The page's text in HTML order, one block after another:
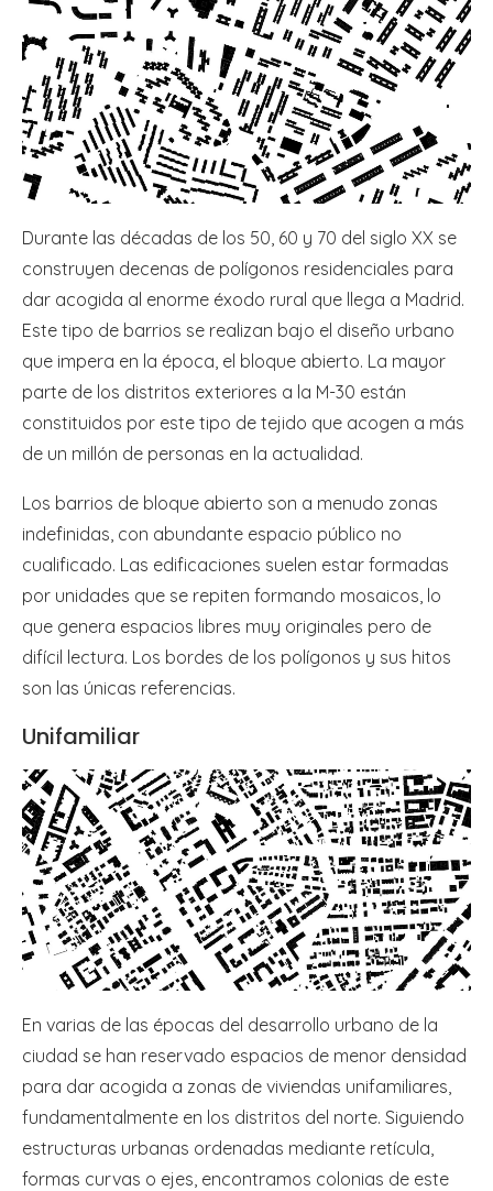
Durante las décadas de los 50, 60 y 70 del siglo XX se
construyen decenas de polígonos residenciales para
dar acogida al enorme éxodo rural que llega a Madrid.
Este tipo de barrios se realizan bajo el diseño urbano
que impera en la época, el bloque abierto. La mayor
parte de los distritos exteriores a la M-30 están
constituidos por este tipo de tejido que acogen a más
de un millón de personas en la actualidad.
Los barrios de bloque abierto son a menudo zonas
indefinidas, con abundante espacio público no
cualificado. Las edificaciones suelen estar formadas
por unidades que se repiten formando mosaicos, lo
que genera espacios libres muy originales pero de
difícil lectura. Los bordes de los polígonos y sus hitos
son las únicas referencias.
Unifamiliar
En varias de las épocas del desarrollo urbano de la
ciudad se han reservado espacios de menor densidad
para dar acogida a zonas de viviendas unifamiliares,
fundamentalmente en los distritos del norte. Siguiendo
estructuras urbanas ordenadas mediante retícula,
formas curvas o ejes, encontramos colonias de este